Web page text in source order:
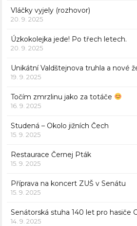
Vláčky vyjely (rozhovor)
20. 9. 2025
Úzkokolejka jede! Po třech letech.
20. 9. 2025
Unikátní Valdštejnova truhla a nové
19. 9. 2025
Točím zmrzlinu jako za totáče
16. 9. 2025
Studená – Okolo jižních Čech
15. 9. 2025
Restaurace Černej Pták
15. 9. 2025
Příprava na koncert ZUŠ v Senátu
15. 9. 2025
Senátorská stuha 140 let pro hasiče
14. 9. 2025